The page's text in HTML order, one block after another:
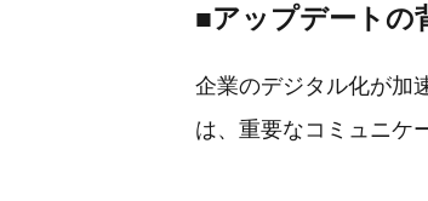
■アップデートの
企業のデジタル化が加
は、重要なコミュニケ